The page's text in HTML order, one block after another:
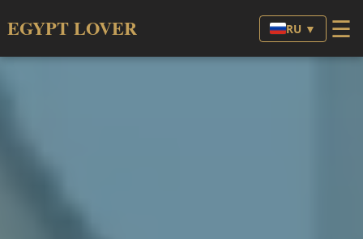
EGYPT LOVER RU ▼ ☰